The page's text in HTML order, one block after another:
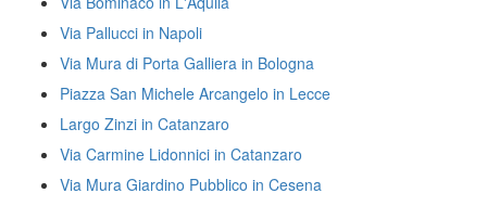
Via Pallucci in Napoli
Via Mura di Porta Galliera in Bologna
Piazza San Michele Arcangelo in Lecce
Largo Zinzi in Catanzaro
Via Carmine Lidonnici in Catanzaro
Via Mura Giardino Pubblico in Cesena